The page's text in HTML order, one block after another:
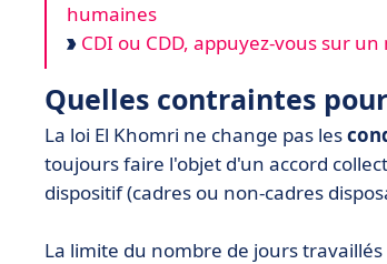
humaines
CDI ou CDD, appuyez-vous sur
Quelles contraintes
La loi El Khomri ne change pas les
toujours faire l'objet d'un accord
dispositif (cadres ou non-cadres
La limite du nombre de jours